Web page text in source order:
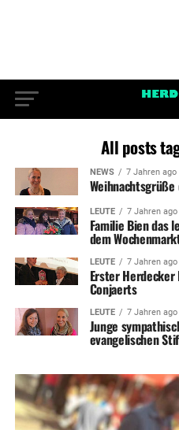
All posts
NEWS 7 Jahren ago
LEUTE 7 Jahren ago
Familie Bien das
dem
LEUTE 7 Jahren ago
Erster
Conjaerts
LEUTE 7 Jahren ago
Junge
evangelischen